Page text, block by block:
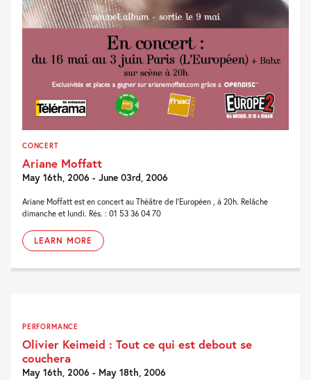
CONCERT
Ariane Moffatt
May 16th, 2006 - June 03rd, 2006
Ariane Moffatt est en concert au Théâtre de l'Européen , à 20h. Relâche
dimanche et lundi. Rés. : 01 53 36 04 70
LEARN MORE
PERFORMANCE
Olivier Keimeid : Tout ce qui est debout se
couchera
May 16th, 2006 - May 18th, 2006